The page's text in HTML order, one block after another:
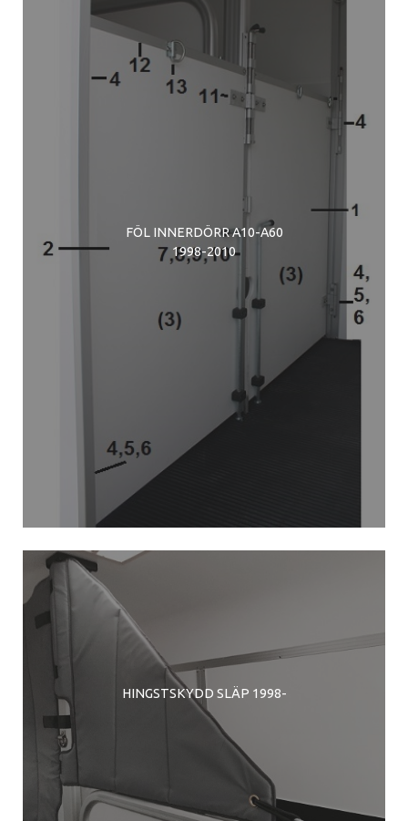
FÖL INNERDÖRR A10-A60
1998-2010
HINGSTSKYDD SLÄP 1998-